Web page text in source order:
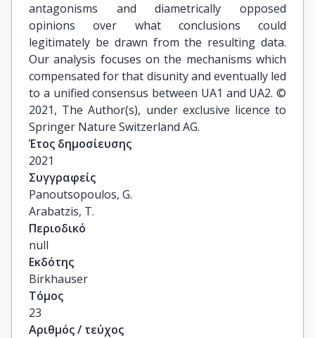
antagonisms and diametrically opposed
opinions over what conclusions could
legitimately be drawn from the resulting data.
Our analysis focuses on the mechanisms which
compensated for that disunity and eventually led
to a unified consensus between UA1 and UA2. ©
2021, The Author(s), under exclusive licence to
Springer Nature Switzerland AG.
Έτος δημοσίευσης
2021
Συγγραφείς
Panoutsopoulos, G.
Arabatzis, T.
Περιοδικό
null
Εκδότης
Birkhauser
Τόμος
23
Αριθμός / τεύχος